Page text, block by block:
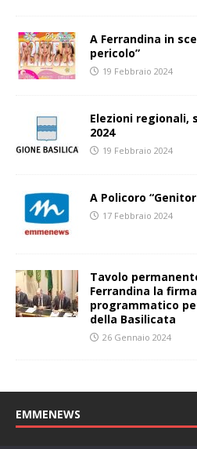
A Ferrandina in
pericolo”
19 Febbraio 2024
Elezioni regionali,
2024
19 Febbraio 2024
A Policoro
17 Febbraio 2024
Tavolo
Ferrandina la
programmatico
della Basilicata
26 Gennaio 2024
EMMENEWS